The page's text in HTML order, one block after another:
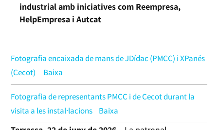
industrial amb iniciatives com Reempresa,
HelpEmpresa i Autcat
Fotografia encaixada de mans de JDídac (PMCC) i XPanés
(Cecot)
Baixa
Fotografia de representants PMCC i de Cecot durant la
visita a les instal·lacions
Baixa